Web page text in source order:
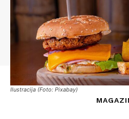
Ilustracija (Foto: Pixabay)